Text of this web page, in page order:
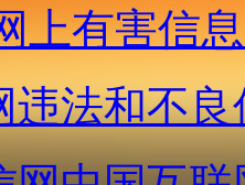
上有害信
违法和不